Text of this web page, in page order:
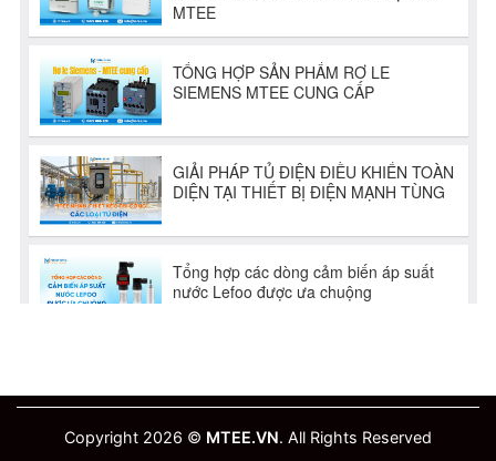
Copyright 2026 © MTEE.VN. All Rights Reserved